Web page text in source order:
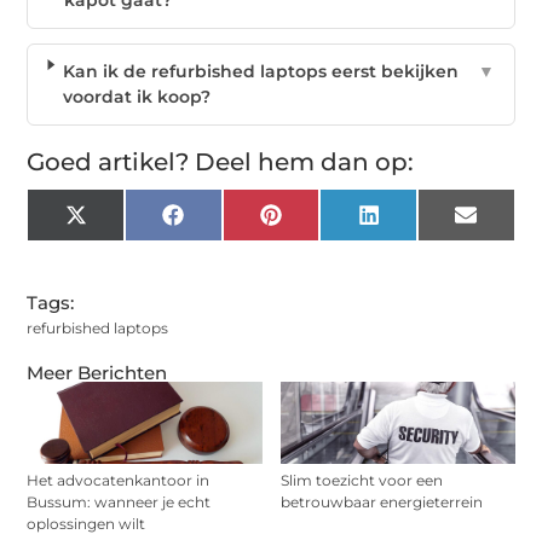
Meer Berichten
Het advocatenkantoor in
Bussum: wanneer je echt
oplossingen wilt
Slim toezicht voor een
betrouwbaar energieterrein
Kan ik de refurbished laptops eerst bekijken
voordat ik koop?
▼
Goed artikel? Deel hem dan op:
X
(Twitter)
Facebook Pinterest LinkedIn Email
Tags:
refurbished laptops